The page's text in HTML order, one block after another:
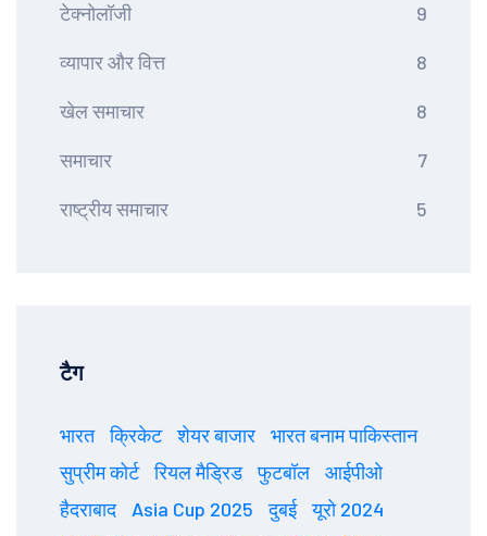
टेक्नोलॉजी 9
व्यापार और वित्त 8
खेल समाचार 8
समाचार 7
राष्ट्रीय समाचार 5
टैग
भारत क्रिकेट शेयर बाजार
भारत बनाम पाकिस्तान
सुप्रीम कोर्ट
रियल मैड्रिड फुटबॉल
आईपीओ
हैदराबाद
Asia Cup 2025 दुबई
यूरो 2024